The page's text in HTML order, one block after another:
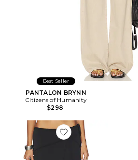
Best Seller
PANTALON BRYNN
Citizens of Humanity
$298
Favorite JUPE MIDI SHARNI